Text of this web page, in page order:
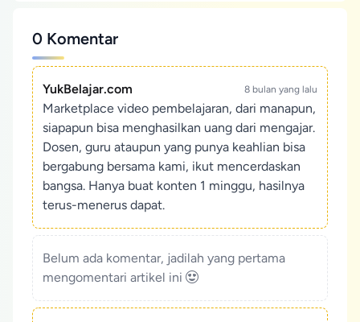
0 Komentar
YukBelajar.com 8 bulan yang lalu
Marketplace video pembelajaran, dari manapun,
siapapun bisa menghasilkan uang dari mengajar.
Dosen, guru ataupun yang punya keahlian bisa
bergabung bersama kami, ikut mencerdaskan
bangsa. Hanya buat konten 1 minggu, hasilnya
terus-menerus dapat.
Belum ada komentar, jadilah yang pertama
mengomentari artikel ini